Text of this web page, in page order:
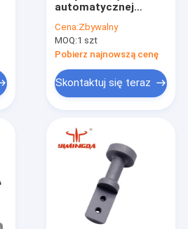
automatycznej
Cena:Zbywalny
MOQ:1 szt
Pobierz najnowszą cenę
Skontaktuj się teraz